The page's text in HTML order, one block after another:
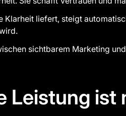
Klarheit liefert, steigt
sichtbarem Marketing
Leistung ist